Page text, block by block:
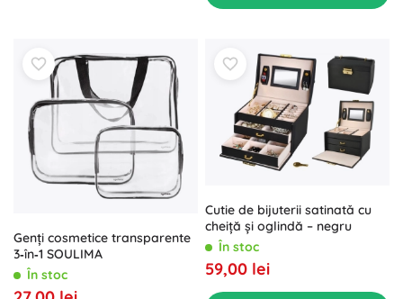
Genți cosmetice transparente
3‑în‑1 SOULIMA
În stoc
Cutie de bijuterii satinatǎ cu
cheiță și oglindă – negru
În stoc
59,00 lei